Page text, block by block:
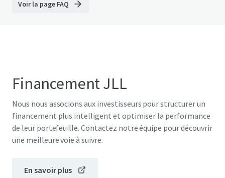
Voir la page FAQ
Financement JLL
Nous nous associons aux investisseurs pour structurer un
financement plus intelligent et optimiser la performance
de leur portefeuille. Contactez notre équipe pour découvrir
une meilleure voie à suivre.
En savoir plus